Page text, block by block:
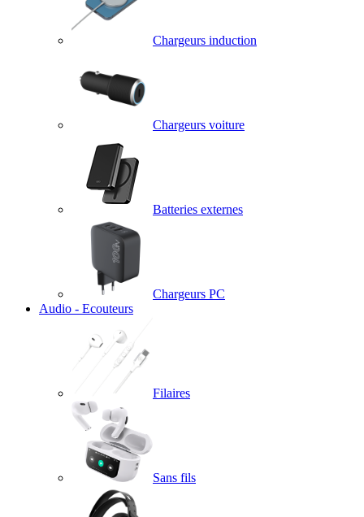
Chargeurs induction
Chargeurs voiture
Batteries externes
Chargeurs PC
Audio - Ecouteurs
Filaires
Sans fils